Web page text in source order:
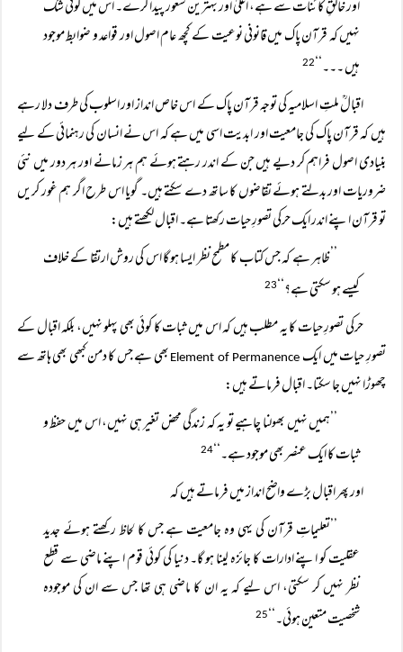
اور خالقِ کائنات سے ہے، اعلیٰ اور بہترین شعور پیدا کرے۔ اس میں کوئی شک
نہیں کہ قرآن پاک میں قانونی نوعیت کے کچھ عام اصول اور قواعد و ضوابط موجود
ہیں ۔۔۔‘‘
22
اقبالؒ ملتِ اسلامیہ کی توجہ قرآن پاک کے اس خاص انداز اور اسلوب کی طرف دلا رہے
ہیں کہ قرآن پاک کی جامعیت اور ابدیت اسی میں ہے کہ اس نے انسان کی رہنمائی کے لیے
بنیادی اصول فراہم کر دیے ہیں جن کے اندر رہتے ہوئے ہم ہر زمانے اور ہر دور میں نئی
ضروریات اور بدلتے ہوئے تقاضوں کا ساتھ دے سکتے ہیں۔ گویا اس طرح اگر ہم غور کریں
تو قرآن اپنے اندر ایک حرکی تصورِ حیات رکھتا ہے۔ اقبال لکھتے ہیں:
’’ظاہر ہے کہ جس کتاب کا مطمح نظر ایسا ہو گا اس کی روش ارتقا کے خلاف
کیسے ہو سکتی ہے؟‘‘
23
حرکی تصورِ حیات کا یہ مطلب ہیں کہ اس میں ثبات کا کوئی بھی پہلو نہیں، بلکہ اقبال کے
تصورِ حیات میں ایک
بھی ہے جس کا دمن کبھی بھی ہاتھ سے
چھوڑا نہیں جا سکتا۔ اقبال فرماتے ہیں:
’’ہمیں نہیں بھولنا چاہیے تو یہ کہ زندگی محض تغیر ہی نہیں، اس میں حفظ و
ثبات کا ایک عنصر بھی موجود ہے۔‘‘
24
اور پھر اقبال بڑے واضح انداز میں فرماتے ہیں کہ
’’تعلیماتِ قرآن کی یہی وہ جامعیت ہے جس کا لحاظ رکھتے ہوئے جدید
عقلیت کو اپنے ادارات کا جائزہ لینا ہو گا۔ دنیا کی کوئی قوم اپنے ماضی سے قطع
نظر نہیں کر سکتی، اس لیے کہ یہ ان کا ماضی ہی تھا جس سے ان کی موجودہ
شخصیت متعین ہوئی۔‘‘
25